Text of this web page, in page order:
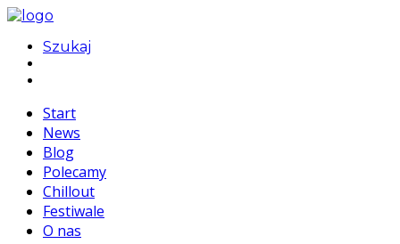
Szukaj
Start
News
Blog
Polecamy
Chillout
Festiwale
O nas